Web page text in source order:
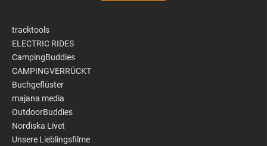
tracktools
ELECTRIC RIDES
CampingBuddies
CAMPINGVERRÜCKT
Buchgeflüster
majana media
OutdoorBuddies
Nordiska Livet
Unsere Lieblingsfilme